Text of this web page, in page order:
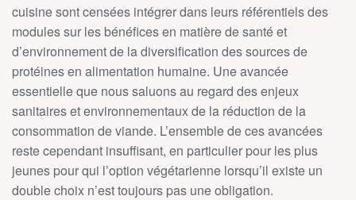
cuisine sont censées intégrer dans leurs référentiels des
modules sur les bénéfices en matière de santé et
d’environnement de la diversification des sources de
protéines en alimentation humaine. Une avancée
essentielle que nous saluons au regard des enjeux
sanitaires et environnementaux de la réduction de la
consommation de viande. L’ensemble de ces avancées
reste cependant insuffisant, en particulier pour les plus
jeunes pour qui l’option végétarienne lorsqu’il existe un
double choix n’est toujours pas une obligation.